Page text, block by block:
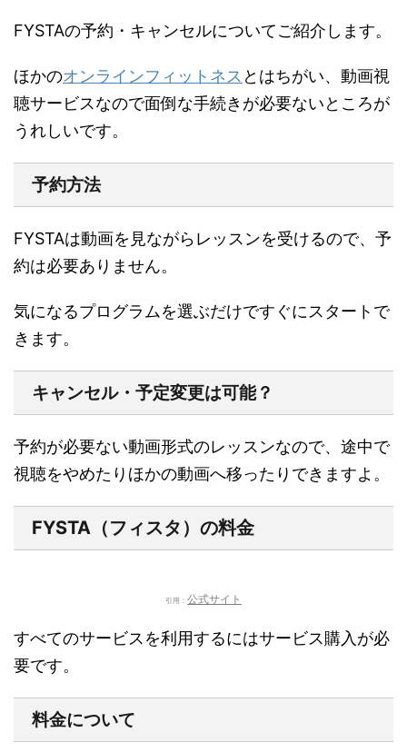
FYSTAの予約・キャンセルについてご紹介します。
ほかのオンラインフィットネス とはちがい、 動画視
聴サービスなので面倒な手続きが必要ないところが
うれしいです。
予約方法
FYSTAは動画を見ながらレッスンを受けるので、 予
約は必要ありません。
気になるプログラムを選ぶだけですぐにスタートで
きます。
キャンセル・予定変更は可能？
予約が必要ない動画形式のレッスンなので、途中で
視聴をやめたりほかの動画へ移ったりできますよ。
FYSTA（フィスタ）の料金
引用： 公式サイト
すべてのサービスを利用するにはサービス購入が必
要です。
料金について